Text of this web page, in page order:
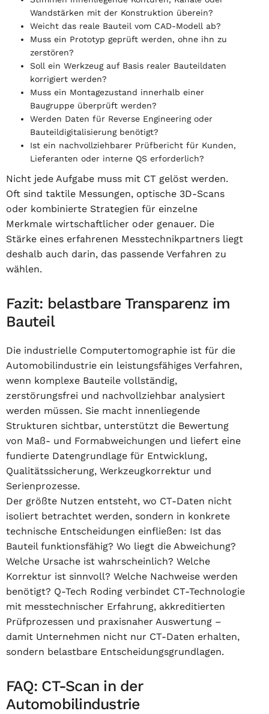
Wandstärken mit der Konstruktion überein?
Weicht das reale Bauteil vom CAD-Modell ab?
Muss ein Prototyp geprüft werden, ohne ihn zu
zerstören?
Soll ein Werkzeug auf Basis realer Bauteildaten
korrigiert werden?
Muss ein Montagezustand innerhalb einer
Baugruppe überprüft werden?
Werden Daten für Reverse Engineering oder
Bauteildigitalisierung benötigt?
Ist ein nachvollziehbarer Prüfbericht für Kunden,
Lieferanten oder interne QS erforderlich?
Nicht jede Aufgabe muss mit CT gelöst werden.
Oft sind taktile Messungen, optische 3D-Scans
oder kombinierte Strategien für einzelne
Merkmale wirtschaftlicher oder genauer. Die
Stärke eines erfahrenen Messtechnikpartners liegt
deshalb auch darin, das passende Verfahren zu
wählen.
Fazit: belastbare Transparenz im
Bauteil
Die industrielle Computertomographie ist für die
Automobilindustrie ein leistungsfähiges Verfahren,
wenn komplexe Bauteile vollständig,
zerstörungsfrei und nachvollziehbar analysiert
werden müssen. Sie macht innenliegende
Strukturen sichtbar, unterstützt die Bewertung
von Maß- und Formabweichungen und liefert eine
fundierte Datengrundlage für Entwicklung,
Qualitätssicherung, Werkzeugkorrektur und
Serienprozesse.
Der größte Nutzen entsteht, wo CT-Daten nicht
isoliert betrachtet werden, sondern in konkrete
technische Entscheidungen einfließen: Ist das
Bauteil funktionsfähig? Wo liegt die Abweichung?
Welche Ursache ist wahrscheinlich? Welche
Korrektur ist sinnvoll? Welche Nachweise werden
benötigt? Q-Tech Roding verbindet CT-Technologie
mit messtechnischer Erfahrung, akkreditierten
Prüfprozessen und praxisnaher Auswertung –
damit Unternehmen nicht nur CT-Daten erhalten,
sondern belastbare Entscheidungsgrundlagen.
FAQ: CT-Scan in der
Automobilindustrie